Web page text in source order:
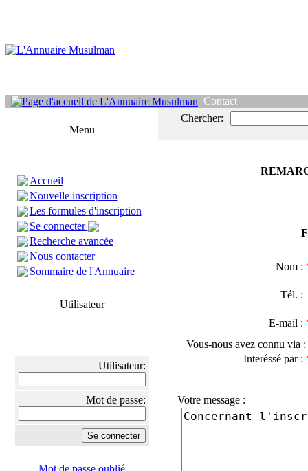
Contact
Menu
Accueil
Nouvelle inscription
Les formules d'inscription
Se connecter
Recherche avancée
Nous contacter
Sommaire de l'Annuaire
Utilisateur
Utilisateur:
Mot de passe:
Mot de passe oublié
Chercher:
Nom :
Tél.
E-mail :
Vous-nous avez connu via
Interéssé par :
Votre message :